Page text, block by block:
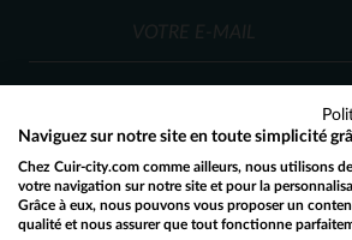
SERVICE
Nos conseillers sont à votre
Would you like to be redirected to
Naviguez sur notre site en toute simplicité
Chez Cuir-city.com comme ailleurs, nous utilisons
votre navigation sur notre site et pour la
Grâce à eux, nous pouvons vous proposer un
qualité et nous assurer que tout fonctionne